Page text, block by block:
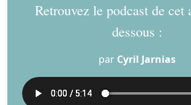
Retrouvez le podcast de
dessous :
par Cyril Jarnias